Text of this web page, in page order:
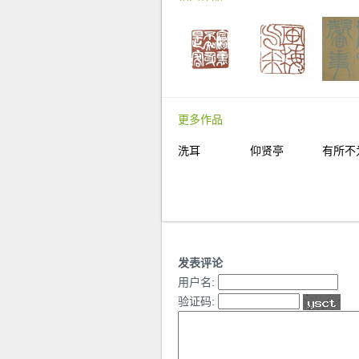
更多作品
洗耳 仰贤亭 有所不
发表评论
用户名:
验证码: